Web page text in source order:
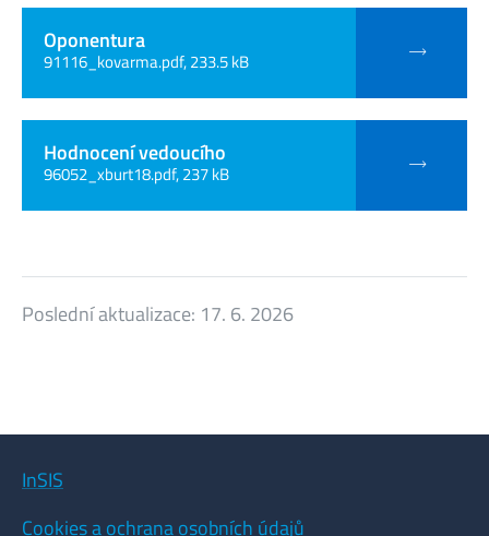
Oponentura
91116_kovarma.pdf, 233.5 kB
Hodnocení vedoucího
96052_xburt18.pdf, 237 kB
Poslední aktualizace: 17. 6. 2026
InSIS
Cookies a ochrana osobních údajů